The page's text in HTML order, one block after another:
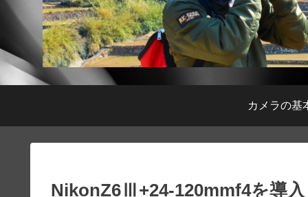
カメラの基
NikonZ6Ⅲ+24-120mmf4を導